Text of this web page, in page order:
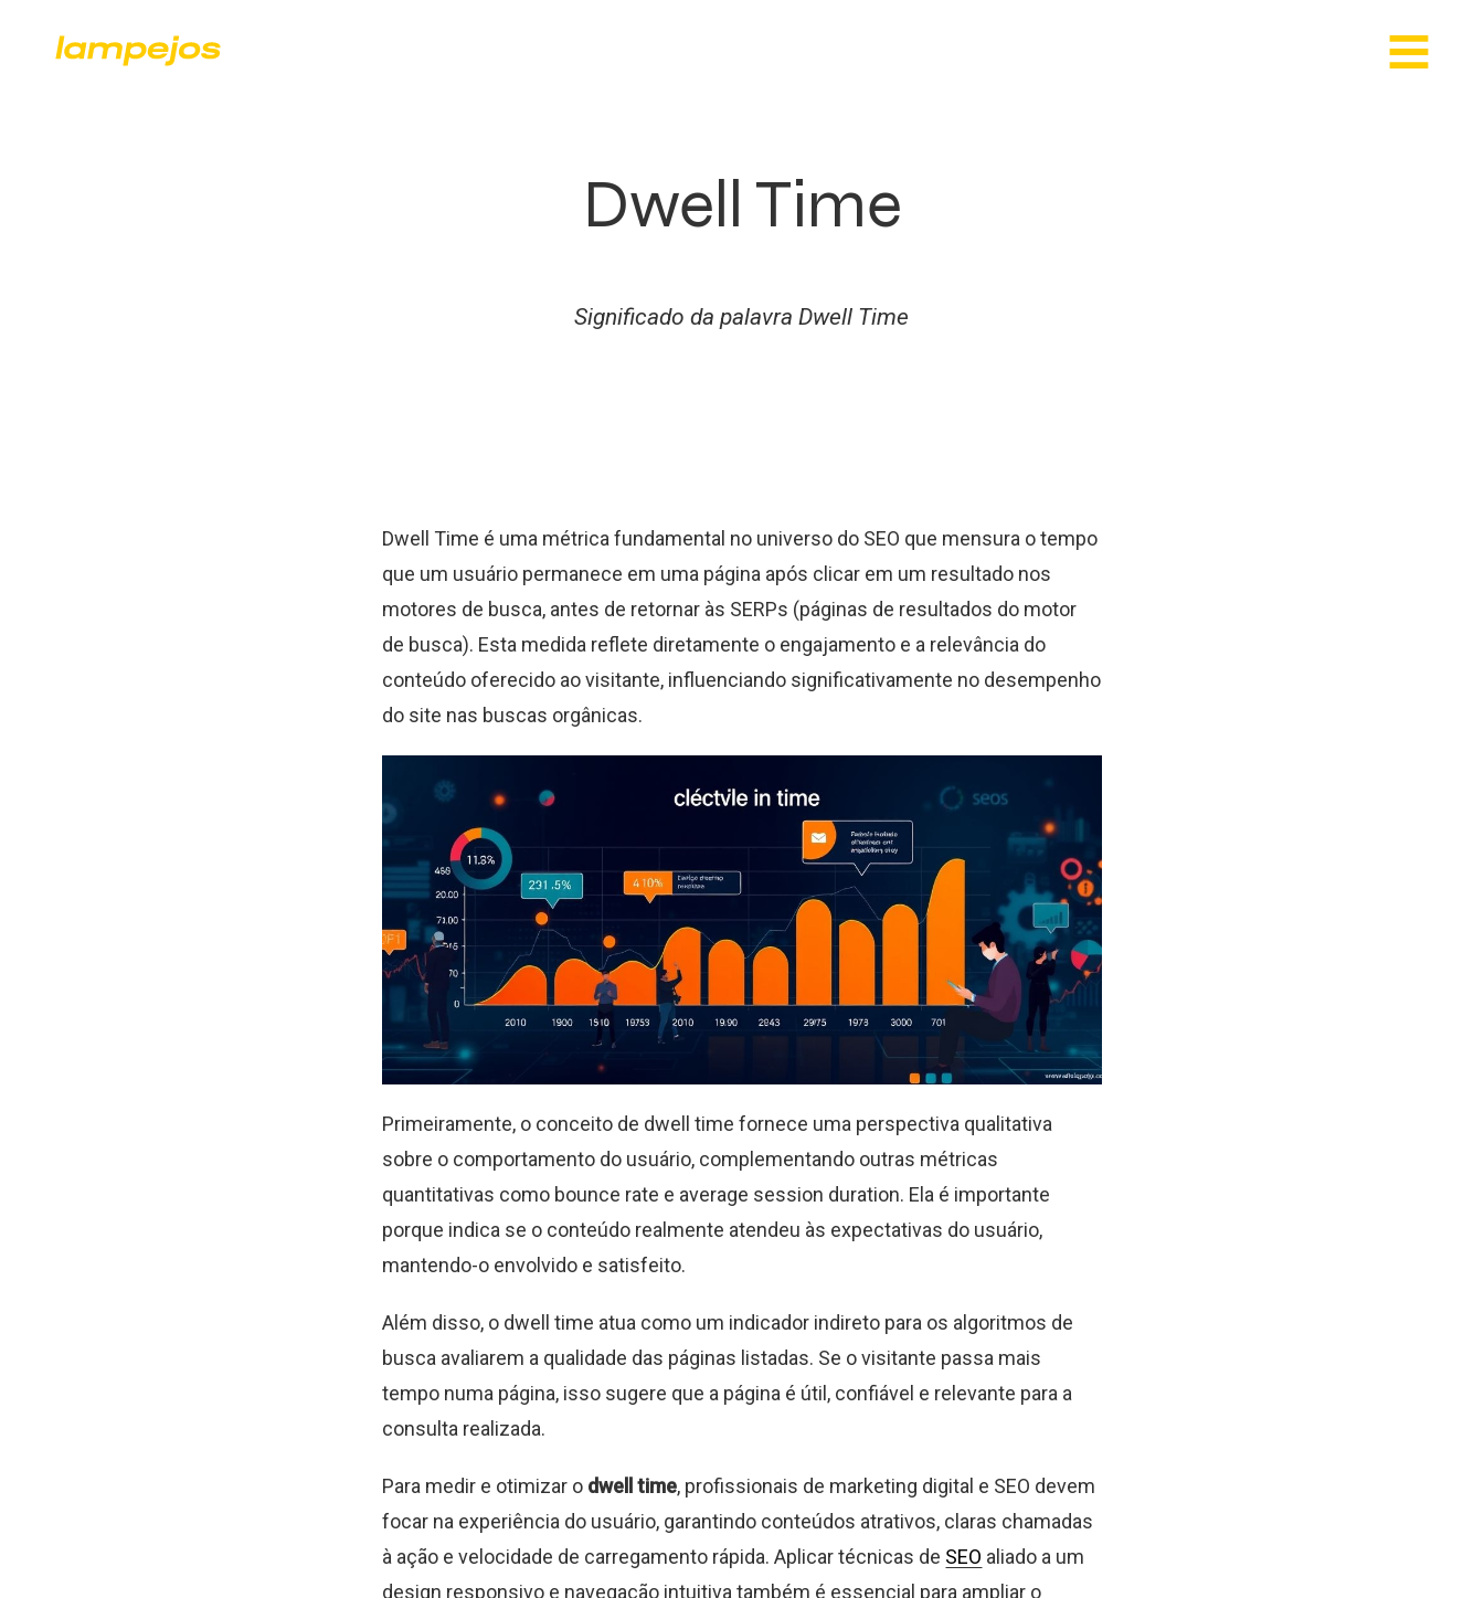
Dwell Time
Significado da palavra Dwell Time
Dwell Time é uma métrica fundamental no universo do SEO que mensura o tempo
que um usuário permanece em uma página após clicar em um resultado nos
motores de busca, antes de retornar às SERPs (páginas de resultados do motor
de busca). Esta medida reflete diretamente o engajamento e a relevância do
conteúdo oferecido ao visitante, influenciando significativamente no desempenho
do site nas buscas orgânicas.
Primeiramente, o conceito de dwell time fornece uma perspectiva qualitativa
sobre o comportamento do usuário, complementando outras métricas
quantitativas como bounce rate e average session duration. Ela é importante
porque indica se o conteúdo realmente atendeu às expectativas do usuário,
mantendo-o envolvido e satisfeito.
Além disso, o dwell time atua como um indicador indireto para os algoritmos de
busca avaliarem a qualidade das páginas listadas. Se o visitante passa mais
tempo numa página, isso sugere que a página é útil, confiável e relevante para a
consulta realizada.
Para medir e otimizar o dwell time, profissionais de marketing digital e SEO devem
focar na experiência do usuário, garantindo conteúdos atrativos, claras chamadas
à ação e velocidade de carregamento rápida. Aplicar técnicas de SEO aliado a um
design responsivo e navegação intuitiva também é essencial para ampliar o